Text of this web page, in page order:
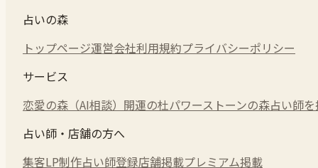
占いの森
トップページ運営会社利用規約プライバシーポリシー
サービス
恋愛の森（AI相談） 開運の杜パワーストーンの森占い師
占い師・店舗の方へ
集客LP制作占い師登録店舗掲載プレミアム掲載